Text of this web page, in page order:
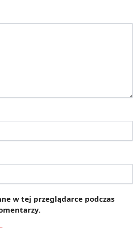
w tej przeglądarce podczas